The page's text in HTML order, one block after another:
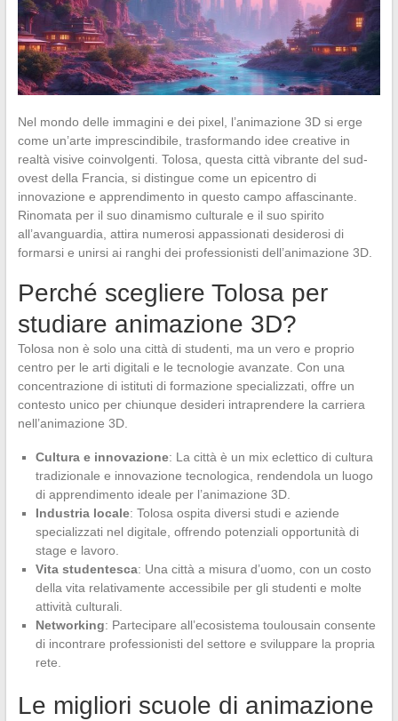
Nel mondo delle immagini e dei pixel, l’animazione 3D si erge
come un’arte imprescindibile, trasformando idee creative in
realtà visive coinvolgenti. Tolosa, questa città vibrante del sud-
ovest della Francia, si distingue come un epicentro di
innovazione e apprendimento in questo campo affascinante.
Rinomata per il suo dinamismo culturale e il suo spirito
all’avanguardia, attira numerosi appassionati desiderosi di
formarsi e unirsi ai ranghi dei professionisti dell’animazione 3D.
Perché scegliere Tolosa per
studiare animazione 3D?
Tolosa non è solo una città di studenti, ma un vero e proprio
centro per le arti digitali e le tecnologie avanzate. Con una
concentrazione di istituti di formazione specializzati, offre un
contesto unico per chiunque desideri intraprendere la carriera
nell’animazione 3D.
Cultura e innovazione: La città è un mix eclettico di cultura
tradizionale e innovazione tecnologica, rendendola un luogo
di apprendimento ideale per l’animazione 3D.
Industria locale: Tolosa ospita diversi studi e aziende
specializzati nel digitale, offrendo potenziali opportunità di
stage e lavoro.
Vita studentesca: Una città a misura d’uomo, con un costo
della vita relativamente accessibile per gli studenti e molte
attività culturali.
Networking: Partecipare all’ecosistema toulousain consente
di incontrare professionisti del settore e sviluppare la propria
rete.
Le migliori scuole di animazione